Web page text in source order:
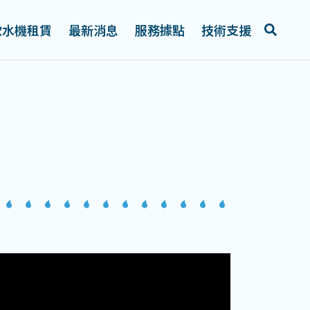
機租賃 最新消息 服務據點 技術支援